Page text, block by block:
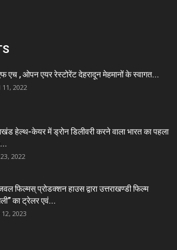
एच , ओपन एयर रेस्टोरेंट देहरादून मेहमानों के स्वागत...
2022
हेल्थ-केयर में ड्रोन डिलीवरी करने वाला भारत का पहला
2022
फिल्मस् प्रोडक्शन हाउस द्वारा उत्तराखण्डी फिल्म
का ट्रेलर एवं...
12, 2023